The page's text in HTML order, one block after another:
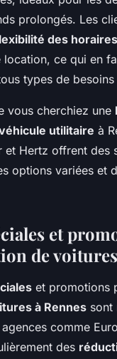
prolongés. Les
des
ce qui en
types de besoins
vous cherchiez une
utilitaire à
et Hertz offrent des
options variées et
et
de
et promotions
à Rennes sont
comme
des